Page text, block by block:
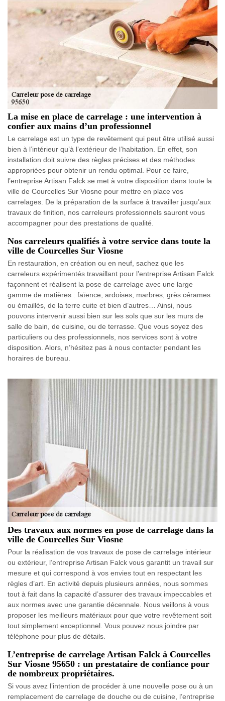
La mise en place de carrelage : une intervention à
confier aux mains d’un professionnel
Le carrelage est un type de revêtement qui peut être utilisé aussi
bien à l’intérieur qu’à l’extérieur de l’habitation. En effet, son
installation doit suivre des règles précises et des méthodes
appropriées pour obtenir un rendu optimal. Pour ce faire,
l’entreprise Artisan Falck se met à votre disposition dans toute la
ville de Courcelles Sur Viosne pour mettre en place vos
carrelages. De la préparation de la surface à travailler jusqu’aux
travaux de finition, nos carreleurs professionnels sauront vous
accompagner pour des prestations de qualité.
Nos carreleurs qualifiés à votre service dans toute la
ville de Courcelles Sur Viosne
En restauration, en création ou en neuf, sachez que les
carreleurs expérimentés travaillant pour l’entreprise Artisan Falck
façonnent et réalisent la pose de carrelage avec une large
gamme de matières : faïence, ardoises, marbres, grès cérames
ou émaillés, de la terre cuite et bien d’autres… Ainsi, nous
pouvons intervenir aussi bien sur les sols que sur les murs de
salle de bain, de cuisine, ou de terrasse. Que vous soyez des
particuliers ou des professionnels, nos services sont à votre
disposition. Alors, n’hésitez pas à nous contacter pendant les
horaires de bureau.
Des travaux aux normes en pose de carrelage dans la
ville de Courcelles Sur Viosne
Pour la réalisation de vos travaux de pose de carrelage intérieur
ou extérieur, l’entreprise Artisan Falck vous garantit un travail sur
mesure et qui correspond à vos envies tout en respectant les
règles d’art. En activité depuis plusieurs années, nous sommes
tout à fait dans la capacité d’assurer des travaux impeccables et
aux normes avec une garantie décennale. Nous veillons à vous
proposer les meilleurs matériaux pour que votre revêtement soit
tout simplement exceptionnel. Vous pouvez nous joindre par
téléphone pour plus de détails.
L’entreprise de carrelage Artisan Falck à Courcelles
Sur Viosne 95650 : un prestataire de confiance pour
de nombreux propriétaires.
Si vous avez l’intention de procéder à une nouvelle pose ou à un
remplacement de carrelage de douche ou de cuisine, l’entreprise